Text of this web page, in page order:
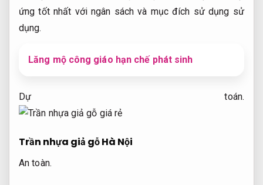
ứng tốt nhất với ngân sách và mục đích sử dụng sử
dụng.
Lăng mộ công giáo hạn chế phát sinh
Dự toán.
Trần nhựa giả gỗ Hà Nội
An toàn.